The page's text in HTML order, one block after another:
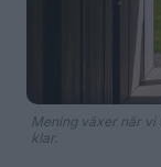
Mening växer när vi
klar.